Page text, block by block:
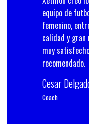
equipo de
femenino,
calidad y gran
muy
recomendado.
Cesar
Coach